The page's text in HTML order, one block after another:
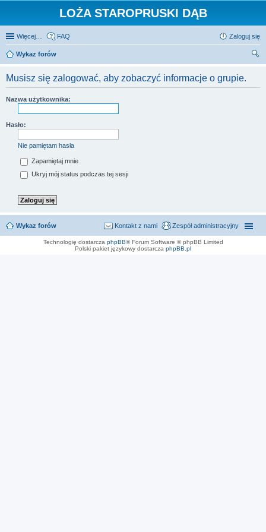
LOŻA STAROPRUSKI DĄB
Więcej… FAQ Zaloguj się
Wykaz forów
Musisz się zalogować, aby zobaczyć informacje o grupie.
Nazwa użytkownika:
Hasło:
Nie pamiętam hasła
Zapamiętaj mnie
Ukryj mój status podczas tej sesji
Wykaz forów Zespół administracyjny
Kontakt z nami
Technologię dostarcza phpBB® Forum Software © phpBB Limited
Polski pakiet językowy dostarcza phpBB.pl